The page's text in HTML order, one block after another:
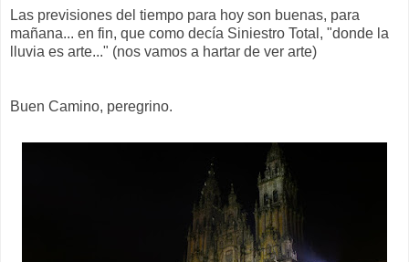
Las previsiones del tiempo para hoy son buenas, para
mañana... en fin, que como decía Siniestro Total, "donde la
lluvia es arte..." (nos vamos a hartar de ver arte)
Buen Camino, peregrino.